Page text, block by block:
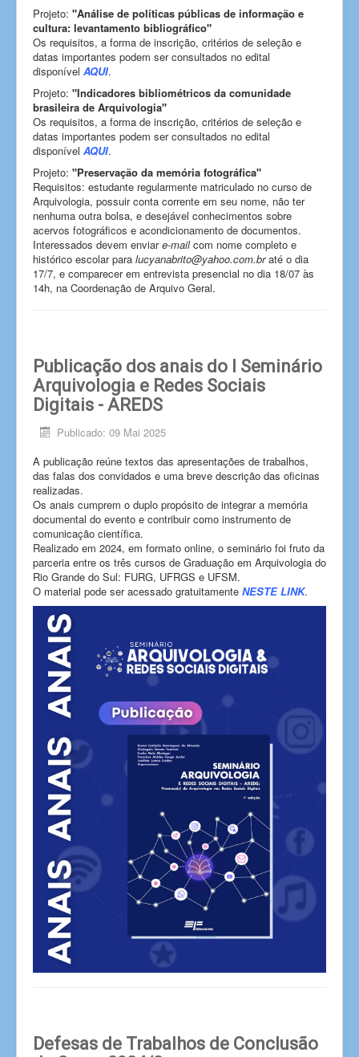
Projeto: "Análise de políticas públicas de informação e
cultura: levantamento bibliográfico"
Os requisitos, a forma de inscrição, critérios de seleção e
datas importantes podem ser consultados no edital
disponível AQUI.
Projeto: "Indicadores bibliométricos da comunidade
brasileira de Arquivologia"
Os requisitos, a forma de inscrição, critérios de seleção e
datas importantes podem ser consultados no edital
disponível AQUI.
Projeto: "Preservação da memória fotográfica"
Requisitos: estudante regularmente matriculado no curso de
Arquivologia, possuir conta corrente em seu nome, não ter
nenhuma outra bolsa, e desejável conhecimentos sobre
acervos fotográficos e acondicionamento de documentos.
Interessados devem enviare-mailcom nome completo e
histórico escolar para lucyanabrito@yahoo.com.braté o dia
17/7, e comparecer em entrevista presencial no dia 18/07 às
14h, na Coordenação de Arquivo Geral.
Publicação dos anais do I Seminário
Arquivologia e Redes Sociais
Digitais - AREDS
Publicado: 09 Mai 2025
A publicação reúne textos das apresentações de trabalhos,
das falas dos convidados e uma breve descrição das oficinas
realizadas.
Os anais cumprem o duplo propósito de integrar a memória
documental do evento e contribuir como instrumento de
comunicação científica.
Realizado em 2024, em formato online, o seminário foi fruto da
parceria entre os três cursos de Graduação em Arquivologia do
Rio Grande do Sul: FURG, UFRGS e UFSM.
O material pode ser acessado gratuitamente NESTE LINK.
Defesas de Trabalhos de Conclusão